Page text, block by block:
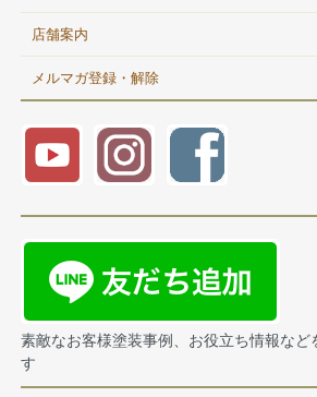
店舗案内
メルマガ登録・解除
素敵なお客様塗装事例、お役立ち情報など
す